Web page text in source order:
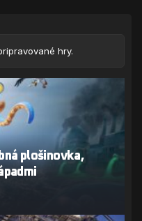
hry.
plošinovka,